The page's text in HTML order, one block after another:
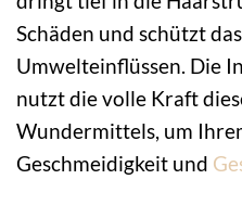
Schäden und schützt
Umwelteinflüssen. Die
nutzt die volle Kraft
Wundermittels, um
Geschmeidigkeit und